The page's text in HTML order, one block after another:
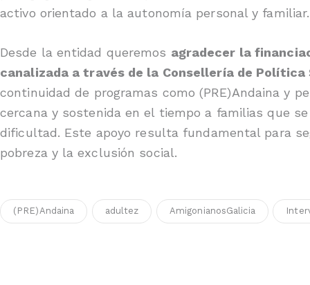
activo orientado a la autonomía personal y familiar.
Desde la entidad queremos agradecer la
canalizada a través de la Consellería de Política
continuidad de programas como (PRE)Andaina y
cercana y sostenida en el tiempo a familias que
dificultad. Este apoyo resulta fundamental para
pobreza y la exclusión social.
(PRE)Andaina adultez AmigonianosGalicia